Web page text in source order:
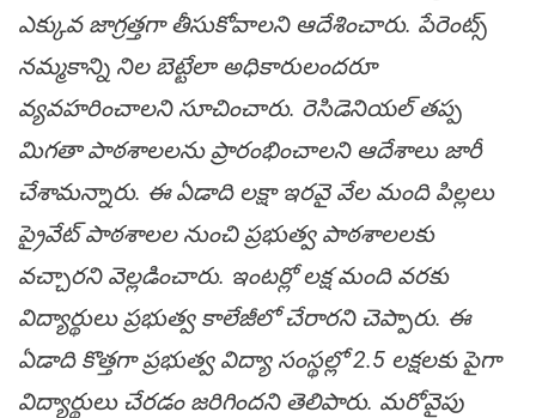
ఎక్కువ జాగ్రత్తగా తీసుకోవాలని ఆదేశించారు. పేరెంట్స్
నమ్మకాన్ని నిల‌ బెట్టేలా అధికారులందరూ
వ్యవహరించాలని సూచించారు. రెసిడెనియల్ తప్ప
మిగతా పాఠశాలలను ప్రారంభించాలని ఆదేశాలు జారీ
చేశామన్నారు. ఈ ఏడాది లక్షా ఇరవై వేల మంది పిల్లలు
ప్రైవేట్ పాఠశాలల నుంచి ప్రభుత్వ పాఠశాల‌లకు
వచ్చారని వెల్ల‌డించారు. ఇంటర్లో లక్ష మంది వరకు
విద్యార్థులు ప్రభుత్వ కాలేజీలో చేరారని చెప్పారు. ఈ
ఏడాది కొత్తగా ప్రభుత్వ విద్యా సంస్థల్లో 2.5 లక్షలకు పైగా
విద్యార్థులు చేర‌డం జ‌రిగింద‌ని తెలిపారు. మ‌రోవైపు